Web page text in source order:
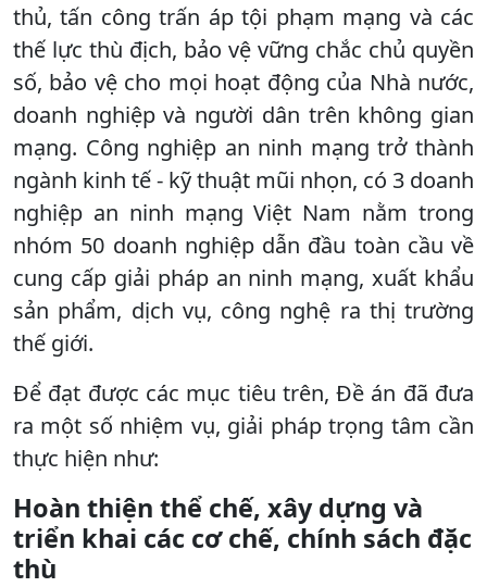
thủ, tấn công trấn áp tội phạm mạng và các
thế lực thù địch, bảo vệ vững chắc chủ quyền
số, bảo vệ cho mọi hoạt động của Nhà nước,
doanh nghiệp và người dân trên không gian
mạng. Công nghiệp an ninh mạng trở thành
ngành kinh tế - kỹ thuật mũi nhọn, có 3 doanh
nghiệp an ninh mạng Việt Nam nằm trong
nhóm 50 doanh nghiệp dẫn đầu toàn cầu về
cung cấp giải pháp an ninh mạng, xuất khẩu
sản phẩm, dịch vụ, công nghệ ra thị trường
thế giới.
Để đạt được các mục tiêu trên, Đề án đã đưa
ra một số nhiệm vụ, giải pháp trọng tâm cần
thực hiện như:
Hoàn thiện thể chế, xây dựng và
triển khai các cơ chế, chính sách đặc
thù